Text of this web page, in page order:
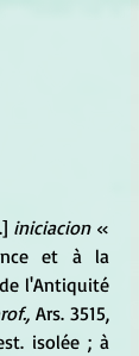
iniciacion «
et à la
l'Antiquité
Ars. 3515,
isolée ; à